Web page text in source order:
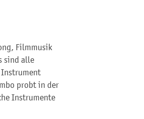
Filmmusik
sind alle
Instrument
probt in der
Instrumente